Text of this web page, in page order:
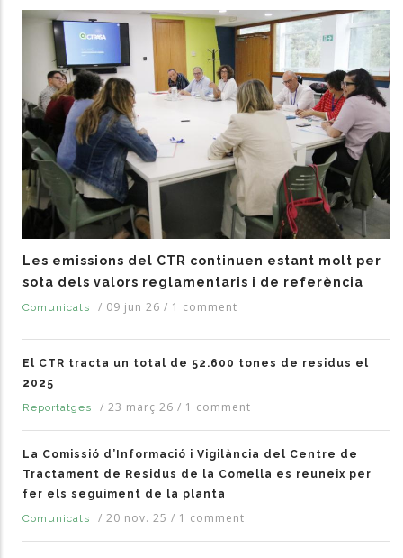
Les emissions del CTR continuen estant molt per
sota dels valors reglamentaris i de referència
Comunicats / 09 jun 26 / 1 comment
El CTR tracta un total de 52.600 tones de residus el
2025
Reportatges
/ 23 març 26 / 1 comment
La Comissió d’Informació i Vigilància del Centre de
Tractament de Residus de la Comella es reuneix per
fer els seguiment de la planta
Comunicats
/ 20 nov. 25 / 1 comment